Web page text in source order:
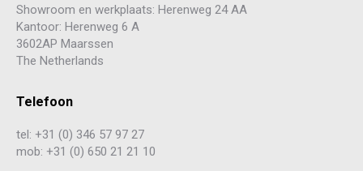
Showroom en werkplaats: Herenweg 24 AA
Kantoor: Herenweg 6 A
3602AP Maarssen
The Netherlands
Telefoon
tel: +31 (0) 346 57 97 27
mob: +31 (0) 650 21 21 10